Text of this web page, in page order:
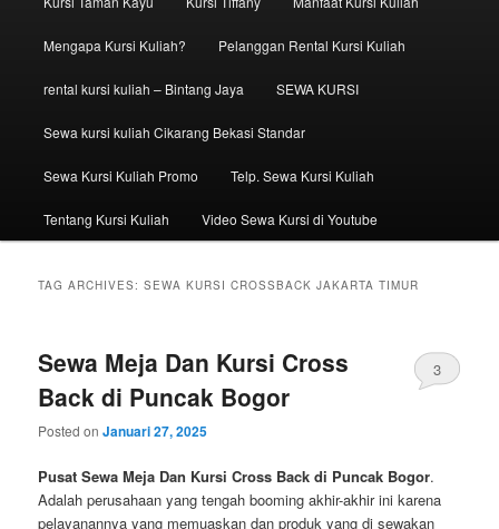
Mengapa Kursi Kuliah? Pelanggan Rental Kursi Kuliah
rental kursi kuliah – Bintang Jaya SEWA KURSI
Sewa kursi kuliah Cikarang Bekasi Standar
Sewa Kursi Kuliah Promo Telp. Sewa Kursi Kuliah
Tentang Kursi Kuliah Video Sewa Kursi di Youtube
TAG ARCHIVES:SEWA KURSI CROSSBACK JAKARTA TIMUR
Sewa Meja Dan Kursi Cross
Back di Puncak Bogor
Posted onJanuari 27, 2025
3
Pusat Sewa Meja Dan Kursi Cross Back di Puncak Bogor.
Adalah perusahaan yang tengah booming akhir-akhir ini karena
pelayanannya yang memuaskan dan produk yang di sewakan